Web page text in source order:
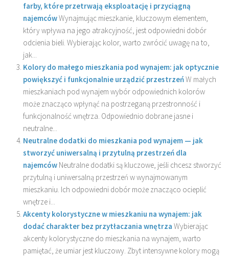
farby, które przetrwają eksploatację i przyciągną
najemcówWynajmując mieszkanie, kluczowym elementem,
który wpływa na jego atrakcyjność, jest odpowiedni dobór
odcienia bieli. Wybierając kolor, warto zwrócić uwagę na to,
jak...
Kolory do małego mieszkania pod wynajem: jak optycznie
powiększyć i funkcjonalnie urządzić przestrzeńW małych
mieszkaniach pod wynajem wybór odpowiednich kolorów
może znacząco wpłynąć na postrzeganą przestronność i
funkcjonalność wnętrza. Odpowiednio dobrane jasne i
neutralne...
Neutralne dodatki do mieszkania pod wynajem — jak
stworzyć uniwersalną i przytulną przestrzeń dla
najemców Neutralne dodatki są kluczowe, jeśli chcesz stworzyć
przytulną i uniwersalną przestrzeń w wynajmowanym
mieszkaniu. Ich odpowiedni dobór może znacząco ocieplić
wnętrze i...
Akcenty kolorystyczne w mieszkaniu na wynajem: jak
dodać charakter bez przytłaczania wnętrza Wybierając
akcenty kolorystyczne do mieszkania na wynajem, warto
pamiętać, że umiar jest kluczowy. Zbyt intensywne kolory mogą